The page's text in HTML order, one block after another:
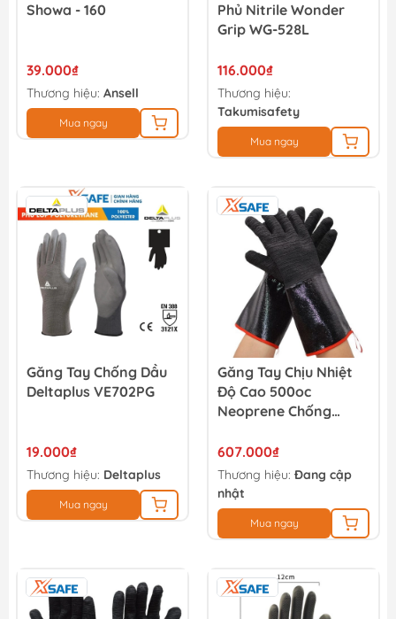
Showa - 160
39.000₫
Thương hiệu: Ansell
Mua ngay
Phủ Nitrile Wonder
Grip WG-528L
116.000₫
Thương hiệu:
Takumisafety
Mua ngay
Găng Tay Chống Dầu
Deltaplus VE702PG
19.000₫
Thương hiệu: Deltaplus
Mua ngay
Găng Tay Chịu Nhiệt
Độ Cao 500oc
Neoprene Chống
Chống Axit, Chống
Kiềm Và Dầu 18 Inches
607.000₫
Thương hiệu: Đang cập
nhật
Mua ngay